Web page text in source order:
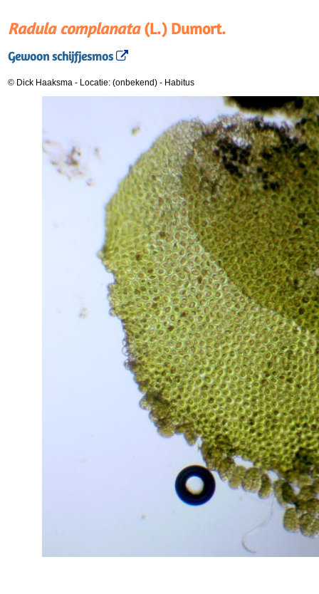
Radula complanata(L.) Dumort.
Gewoon schijfjesmos
© Dick Haaksma - Locatie: (onbekend) - Habitus